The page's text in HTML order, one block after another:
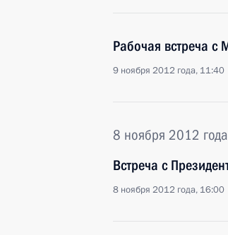
Рабочая встреча
9 ноября 2012 года, 11:40
8 ноября 2012
Встреча с
8 ноября 2012 года, 16:00